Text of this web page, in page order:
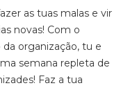
as tuas malas e vir
novas! Com o
organização, tu e
semana repleta de
Faz a tua